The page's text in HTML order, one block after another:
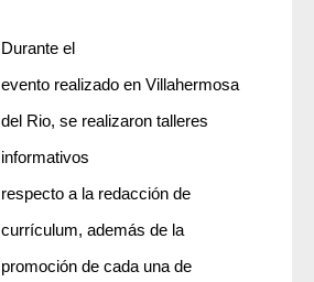
Durante el
evento realizado en Villahermosa
del Rio, se realizaron talleres
informativos
respecto a la redacción de
currículum, además de la
promoción de cada una de